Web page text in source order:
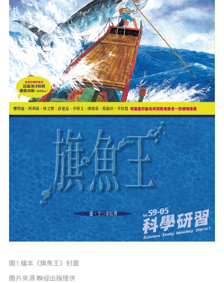
圖1.繪本《旗魚王》封面
圖片來源:聯經出版提供